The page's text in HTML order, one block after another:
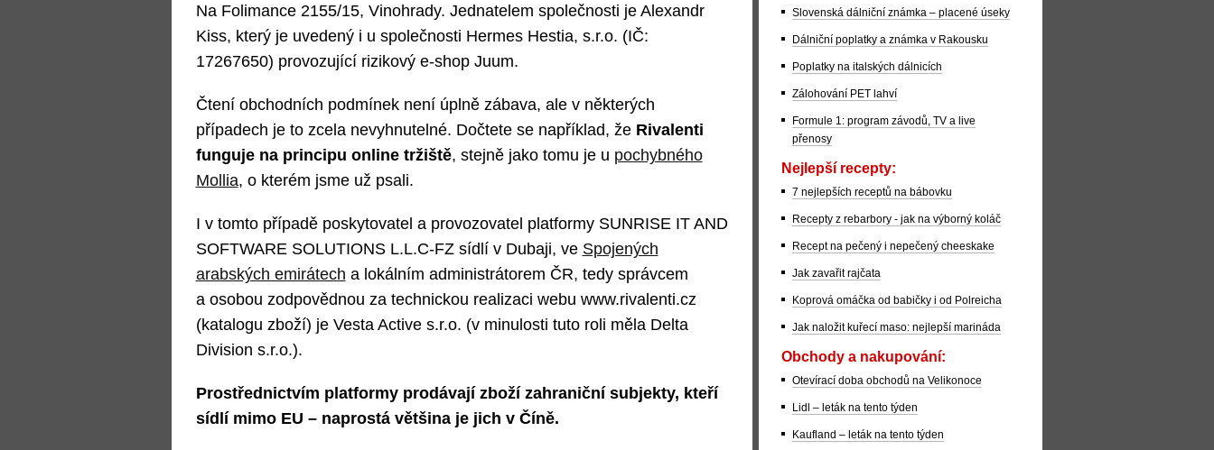
Na Folimance 2155/15, Vinohrady. Jednatelem společnosti je Alexandr
Kiss, který je uvedený i u společnosti Hermes Hestia, s.r.o. (IČ:
17267650) provozující rizikový e-shop Juum.
Čtení obchodních podmínek není úplně zábava, ale v některých
případech je to zcela nevyhnutelné. Dočtete se například, že Rivalenti
funguje na principu online tržiště, stejně jako tomu je u pochybného
Mollia, o kterém jsme už psali.
I v tomto případě poskytovatel a provozovatel platformy SUNRISE IT AND
SOFTWARE SOLUTIONS L.L.C-FZ sídlí v Dubaji, ve Spojených
arabských emirátech a lokálním administrátorem ČR, tedy správcem
a osobou zodpovědnou za technickou realizaci webu www.rivalenti.cz
(katalogu zboží) je Vesta Active s.r.o. (v minulosti tuto roli měla Delta
Division s.r.o.).
Prostřednictvím platformy prodávají zboží zahraniční subjekty, kteří
sídlí mimo EU – naprostá většina je jich v Číně.
Slovenská dálniční známka – placené úseky
Dálniční poplatky a známka v Rakousku
Poplatky na italských dálnicích
Zálohování PET lahví
Formule 1: program závodů, TV a live
přenosy
Nejlepší recepty:
7 nejlepších receptů na bábovku
Recepty z rebarbory - jak na výborný koláč
Recept na pečený i nepečený cheeskake
Jak zavařit rajčata
Koprová omáčka od babičky i od Polreicha
Jak naložit kuřecí maso: nejlepší marináda
Obchody a nakupování:
Otevírací doba obchodů na Velikonoce
Lidl – leták na tento týden
Kaufland – leták na tento týden